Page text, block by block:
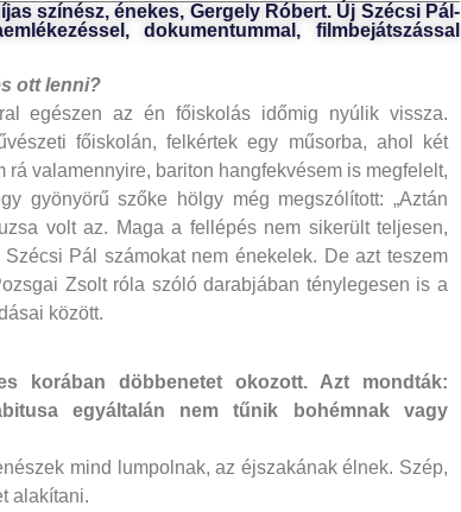
színész, énekes, Gergely Róbert. Új Szécsi Pál-
dokumentummal, filmbejátszással
ott lenni?
egészen az én főiskolás időmig nyúlik vissza.
főiskolán, felkértek egy műsorba, ahol két
valamennyire, bariton hangfekvésem is megfelelt,
gyönyörű szőke hölgy még megszólított: „Aztán
volt az. Maga a fellépés nem sikerült teljesen,
Pál számokat nem énekelek. De azt teszem
Zsolt róla szóló darabjában ténylegesen is a
között.
korában döbbenetet okozott. Azt mondták:
egyáltalán nem tűnik bohémnak vagy
mind lumpolnak, az éjszakának élnek. Szép,
alakítani.